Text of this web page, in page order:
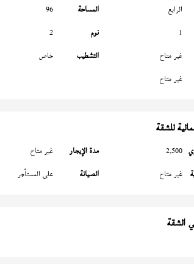
الرابع المساحة 96
1 نوم 2
غير متاح التشطيب خاص
غير متاح
للشقة
2,500 مدة الإيجار غير متاح
غير متاح الصيانة على المستأجر
الشقة